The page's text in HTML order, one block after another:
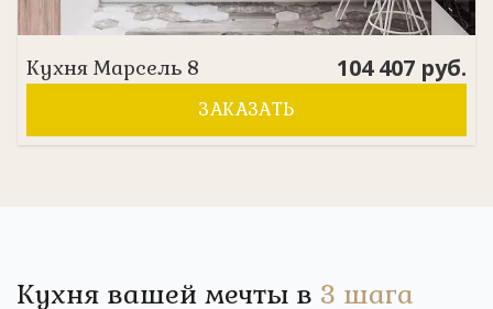
Кухня Марсель 8 104 407 руб.
ЗАКАЗАТЬ
Кухня вашей мечты в 3 шага